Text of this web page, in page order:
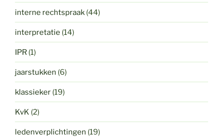
interne rechtspraak (44)
interpretatie (14)
IPR (1)
jaarstukken (6)
klassieker (19)
KvK (2)
ledenverplichtingen (19)